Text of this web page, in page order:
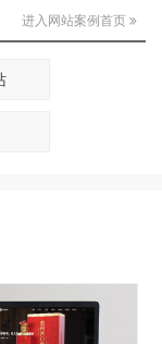
进入网站案例首页